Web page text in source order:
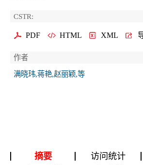
CSTR:
PDF HTML XML
作者
满晓玮,蒋艳,赵丽颖,等
摘要 访问统计